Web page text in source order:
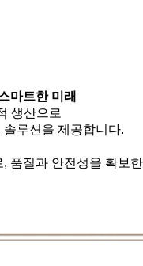
마트한 미래
생산으로
루션을 제공합니다.
품질과 안전성을 확보한